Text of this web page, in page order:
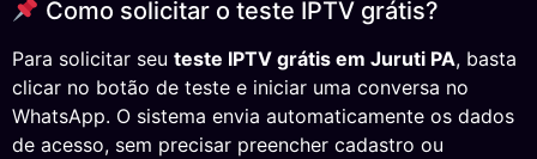
Como solicitar o teste IPTV grátis?
Para solicitar seu teste IPTV grátis em Juruti PA, basta
clicar no botão de teste e iniciar uma conversa no
WhatsApp. O sistema envia automaticamente os dados
de acesso, sem precisar preencher cadastro ou